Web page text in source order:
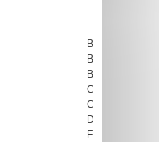
Bàsquet
Bàsquet
Bàsquet
CB Castelló
Claret-
Denia
Fundació